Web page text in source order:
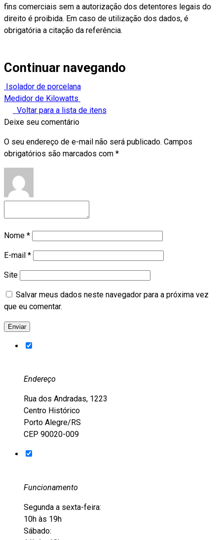
fins comerciais sem a autorização dos detentores legais do
direito é proibida. Em caso de utilização dos dados, é
obrigatória a citação da referência.
Continuar navegando
Isolador de porcelana
Medidor de Kilowatts
Voltar para a lista de itens
Deixe seu comentário
O seu endereço de e-mail não será publicado. Campos
obrigatórios são marcados com *
Nome *
E-mail *
Site
Salvar meus dados neste navegador para a próxima vez
que eu comentar.
Endereço
Rua dos Andradas, 1223
Centro Histórico
Porto Alegre/RS
CEP 90020-009
Funcionamento
Segunda a sexta-feira:
10h às 19h
Sábado: